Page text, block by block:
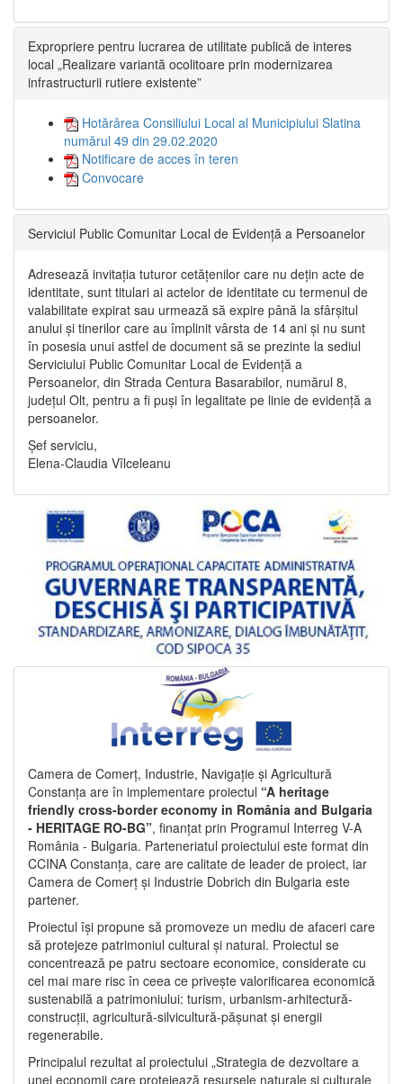
Expropriere pentru lucrarea de utilitate publică de interes
local „Realizare variantă ocolitoare prin modernizarea
infrastructurii rutiere existente”
Hotărârea Consiliului Local al Municipiului Slatina
numărul 49 din 29.02.2020
Notificare de acces în teren
Convocare
Serviciul Public Comunitar Local de Evidență a Persoanelor
Adresează invitația tuturor cetățenilor care nu dețin acte de
identitate, sunt titulari ai actelor de identitate cu termenul de
valabilitate expirat sau urmează să expire până la sfârșitul
anului și tinerilor care au împlinit vârsta de 14 ani și nu sunt
în posesia unui astfel de document să se prezinte la sediul
Serviciului Public Comunitar Local de Evidență a
Persoanelor, din Strada Centura Basarabilor, numărul 8,
județul Olt, pentru a fi puși în legalitate pe linie de evidență a
persoanelor.
Șef serviciu,
Elena-Claudia Vîlceleanu
Camera de Comerț, Industrie, Navigație și Agricultură
Constanța are în implementare proiectul “A heritage
friendly cross-border economy in România and Bulgaria
- HERITAGE RO-BG”, finanțat prin Programul Interreg V-A
România - Bulgaria. Parteneriatul proiectului este format din
CCINA Constanța, care are calitate de leader de proiect, iar
Camera de Comerț și Industrie Dobrich din Bulgaria este
partener.
Proiectul își propune să promoveze un mediu de afaceri care
să protejeze patrimoniul cultural și natural. Proiectul se
concentrează pe patru sectoare economice, considerate cu
cel mai mare risc în ceea ce privește valorificarea economică
sustenabilă a patrimoniului: turism, urbanism-arhitectură-
construcții, agricultură-silvicultură-pășunat și energii
regenerabile.
Principalul rezultat al proiectului „Strategia de dezvoltare a
unei economii care protejează resursele naturale și culturale